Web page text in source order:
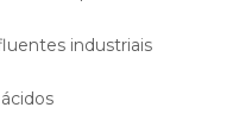
industriais